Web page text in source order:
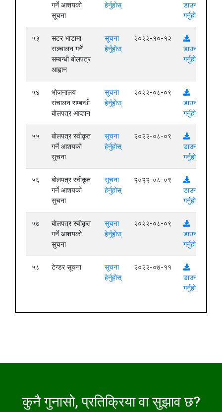
गर्ने आशयको
सूचना
हेर्नुहोस्
डाउनलोड
गर्नुहोस्
५३
सटर भाडामा
सञ्चालन गर्ने
सम्बन्धी बोलपत्र
आह्वान
सूचना
हेर्नुहोस्
२०२२-१०-१२
डाउनलोड
गर्नुहोस्
५४
भोजनालय
संचालन सम्बन्धी
बोलपत्र आव्हान
सूचना
हेर्नुहोस्
२०२२-०८-०९
डाउनलोड
गर्नुहोस्
५५
बोलपत्र स्वीकृत
गर्ने आशयको
सुचना
सूचना
हेर्नुहोस्
२०२२-०८-०९
डाउनलोड
गर्नुहोस्
५६
बोलपत्र स्वीकृत
गर्ने आशयको
सुचना
सूचना
हेर्नुहोस्
२०२२-०८-०९
डाउनलोड
गर्नुहोस्
५७
बोलपत्र स्वीकृत
गर्ने आशयको
सुचना
सूचना
हेर्नुहोस्
२०२२-०८-०९
डाउनलोड
गर्नुहोस्
५८ टेन्डर सूचना
सूचना
हेर्नुहोस्
२०२२-०७-११
डाउनलोड
गर्नुहोस्
कुनै गुनासो, प्रतिक्रिया वा सुझाव छ?